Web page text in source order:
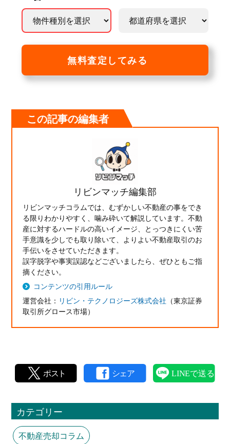
無料査定してみる
この記事の編集者
リビンマッチ編集部
リビンマッチコラムでは、むずかしい不動産の事をでき
る限りわかりやすく、噛み砕いて解説しています。不動
産に対するハードルの高いイメージ、とっつきにくい苦
手意識を少しでも取り除いて、よりよい不動産取引のお
手伝いをさせていただきます。
誤字脱字や事実誤認などございましたら、ぜひともご指
摘ください。
コンテンツの引用ルール
運営会社： リビン・テクノロジーズ株式会社 （東京証券
取引所グロース市場）
カテゴリー
不動産売却コラム